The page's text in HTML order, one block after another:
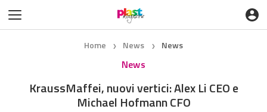
Home ❯ News ❯ News
News
KraussMaffei, nuovi vertici: Alex Li CEO e
Michael Hofmann CFO